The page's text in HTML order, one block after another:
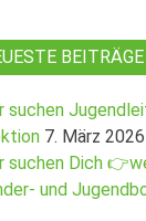
BEITRÄGE
suchen
7. März 2026
suchen Dich
und